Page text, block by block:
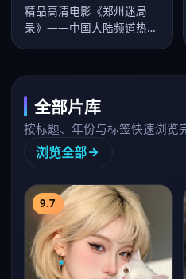
精品高清电影《郑州迷局
录》——中国大陆频道热
全部片库
按标题、年份与标签快速浏览
浏览全部
9.7